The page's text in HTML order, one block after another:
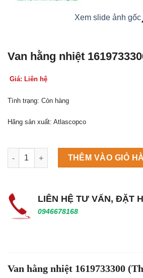
Xem slide ảnh gốc
Van hằng nhiệt
Giá: Liên hệ
Tình trạng: Còn hàng
Hãng sản xuất: Atlascopco
Máy làm đá viên Scotsman NW458AS
THÊM VÀO GIỎ
LIÊN HỆ TƯ VẤN, ĐẶT
0946678168
Van hằng nhiệt 1619733300